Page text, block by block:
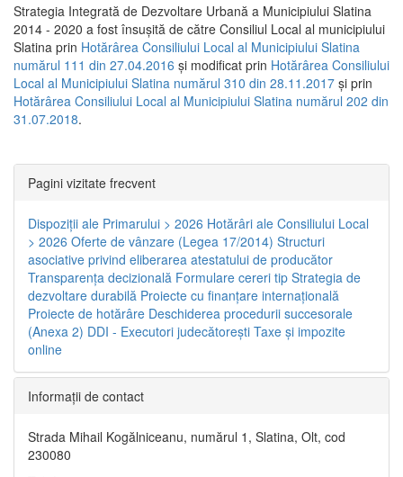
Strategia Integrată de Dezvoltare Urbană a Municipiului Slatina
2014 - 2020 a fost însuşită de către Consiliul Local al municipiului
Slatina prin Hotărârea Consiliului Local al Municipiului Slatina
numărul 111 din 27.04.2016 și modificat prin Hotărârea Consiliului
Local al Municipiului Slatina numărul 310 din 28.11.2017 și prin
Hotărârea Consiliului Local al Municipiului Slatina numărul 202 din
31.07.2018.
Pagini vizitate frecvent
Dispoziţii ale Primarului > 2026 Hotărâri ale Consiliului Local
> 2026 Oferte de vânzare (Legea 17/2014) Structuri
asociative privind eliberarea atestatului de producător
Transparenţa decizională Formulare cereri tip Strategia de
dezvoltare durabilă Proiecte cu finanţare internaţională
Proiecte de hotărâre Deschiderea procedurii succesorale
(Anexa 2) DDI - Executori judecătorești Taxe şi impozite
online
Informaţii de contact
Strada Mihail Kogălniceanu, numărul 1, Slatina, Olt, cod
230080